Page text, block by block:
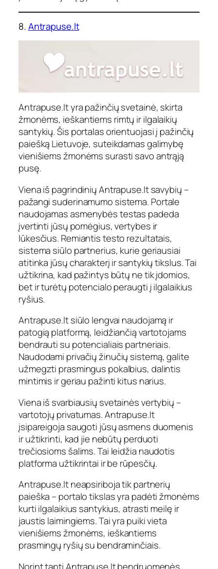
8.Antrapuse.lt
Antrapuse.lt yra pažinčių svetainė, skirta
žmonėms, ieškantiems rimtų ir ilgalaikių
santykių. Šis portalas orientuojasi į pažinčių
paiešką Lietuvoje, suteikdamas galimybę
vienišiems žmonėms surasti savo antrąją
pusę.
Viena iš pagrindinių Antrapuse.lt savybių –
pažangi suderinamumo sistema. Portale
naudojamas asmenybės testas padeda
įvertinti jūsų pomėgius, vertybes ir
lūkesčius. Remiantis testo rezultatais,
sistema siūlo partnerius, kurie geriausiai
atitinka jūsų charakterį ir santykių tikslus. Tai
užtikrina, kad pažintys būtų ne tik įdomios,
bet ir turėtų potencialo peraugti į ilgalaikius
ryšius.
Antrapuse.lt siūlo lengvai naudojamą ir
patogią platformą, leidžiančią vartotojams
bendrauti su potencialiais partneriais.
Naudodami privačių žinučių sistemą, galite
užmegzti prasmingus pokalbius, dalintis
mintimis ir geriau pažinti kitus narius.
Viena iš svarbiausių svetainės vertybių –
vartotojų privatumas. Antrapuse.lt
įsipareigoja saugoti jūsų asmens duomenis
ir užtikrinti, kad jie nebūtų perduoti
trečiosioms šalims. Tai leidžia naudotis
platforma užtikrintai ir be rūpesčių.
Antrapuse.lt neapsiriboja tik partnerių
paieška – portalo tikslas yra padėti žmonėms
kurti ilgalaikius santykius, atrasti meilę ir
jaustis laimingiems. Tai yra puiki vieta
vienišiems žmonėms, ieškantiems
prasmingų ryšių su bendraminčiais.
Norint tapti Antrapuse.lt bendruomenės